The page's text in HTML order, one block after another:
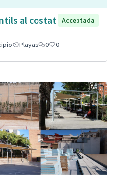
al costat
Acceptada
Playas 0 0